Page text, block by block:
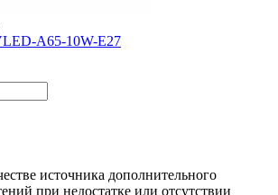
A65-10W-E27
источника дополнительного
при недостатке или отсутствии